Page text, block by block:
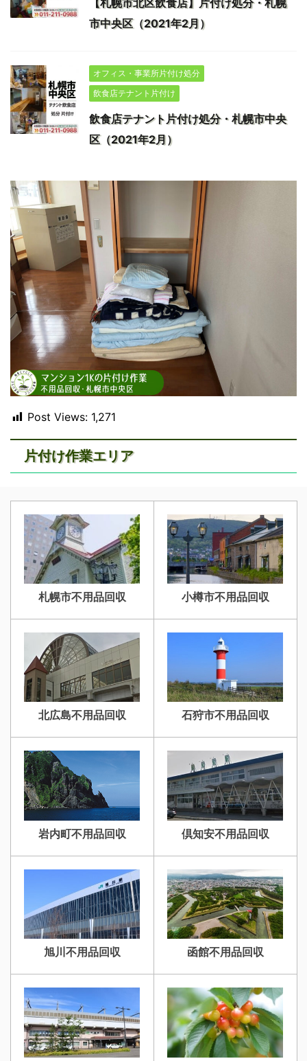
【札幌市北区飲食店】片付け処分・札幌
市中央区（2021年2月）
オフィス・事業所片付け処分
飲食店テナント片付け
飲食店テナント片付け処分・札幌市中央
区（2021年2月）
Post Views: 1,271
片付け作業エリア
札幌市不用品回収 小樽市不用品回収
北広島不用品回収 石狩市不用品回収
岩内町不用品回収 倶知安不用品回収
旭川不用品回収 函館不用品回収